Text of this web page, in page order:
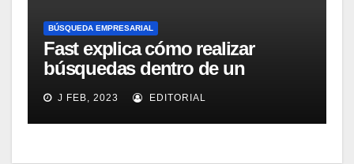
BÚSQUEDA EMPRESARIAL
Fast explica cómo realizar
búsquedas dentro de un
ambiente de datos
estructurados con su solución
de búsqueda empresarial
J FEB, 2023 EDITORIAL